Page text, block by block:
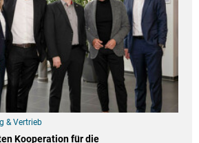
& Vertrieb
Kooperation für die